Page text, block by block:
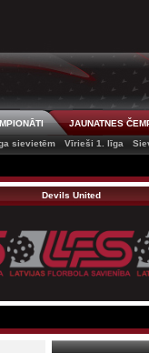
JAUNATNES
sievietēm Vīrieši 1. līga
Devils United